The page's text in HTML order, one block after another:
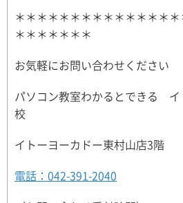
＊＊＊＊＊＊＊＊＊＊＊＊＊＊
＊＊＊＊＊＊＊
お気軽にお問い合わせください
パソコン教室わかるとできる イ
校
イトーヨーカドー東村山店3階
電話：042-391-2040